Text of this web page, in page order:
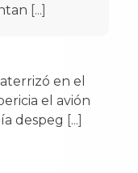
[...]
en el
el avión
despeg [...]